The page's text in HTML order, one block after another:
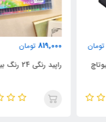
819,000 تومان
راپید رنگی 24 رنگ بیسیک